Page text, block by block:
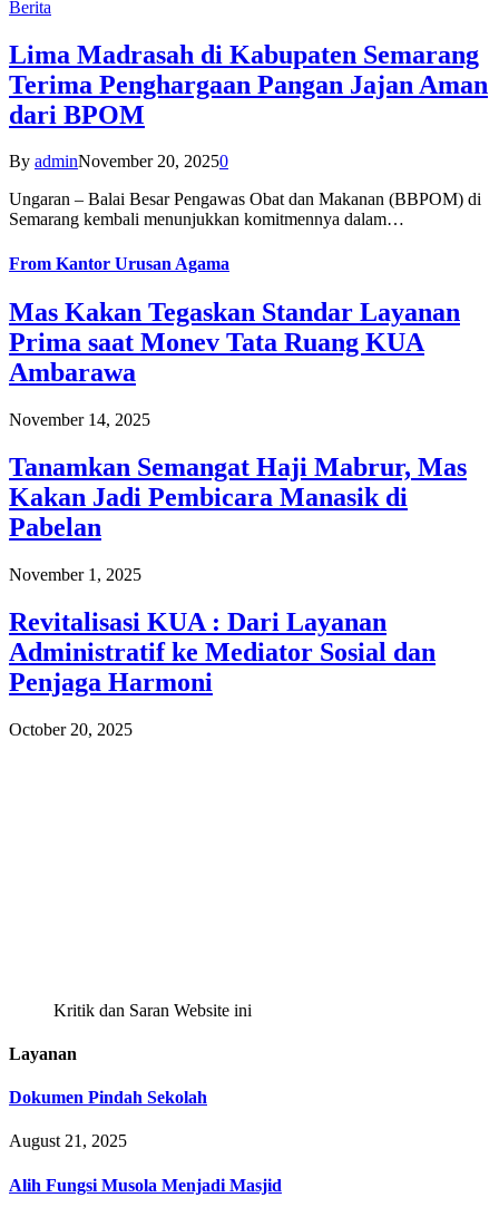
Berita
Lima Madrasah di Kabupaten Semarang
Terima Penghargaan Pangan Jajan Aman
dari BPOM
By adminNovember 20, 20250
Ungaran – Balai Besar Pengawas Obat dan Makanan (BBPOM) di
Semarang kembali menunjukkan komitmennya dalam…
From Kantor Urusan Agama
Mas Kakan Tegaskan Standar Layanan
Prima saat Monev Tata Ruang KUA
Ambarawa
November 14, 2025
Tanamkan Semangat Haji Mabrur, Mas
Kakan Jadi Pembicara Manasik di
Pabelan
November 1, 2025
Revitalisasi KUA : Dari Layanan
Administratif ke Mediator Sosial dan
Penjaga Harmoni
October 20, 2025
Kritik dan Saran Website ini
Layanan
Dokumen Pindah Sekolah
August 21, 2025
Alih Fungsi Musola Menjadi Masjid